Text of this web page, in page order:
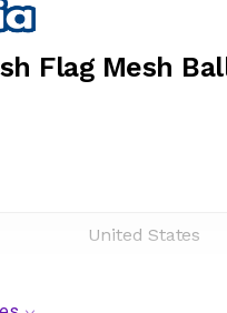
Flag Mesh
United States